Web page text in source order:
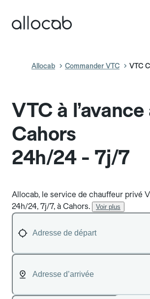
Allocab Commander VTC VTC
VTC à l’avance
Cahors
24h/24 - 7j/7
Allocab, le service de chauffeur privé
24h/24, 7j/7, à Cahors.
Voir plus